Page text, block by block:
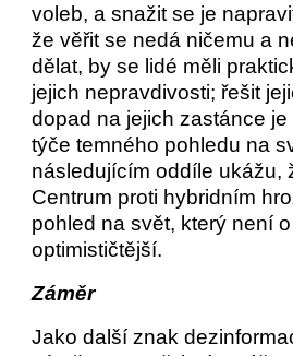
voleb, a snažit se je
že věřit se nedá ničemu a
dělat, by se lidé měli
jejich nepravdivosti; řešit
dopad na jejich zastánce
týče temného pohledu na
následujícím oddíle ukážu,
Centrum proti hybridním
pohled na svět, který není
optimističtější.
Záměr
Jako další znak